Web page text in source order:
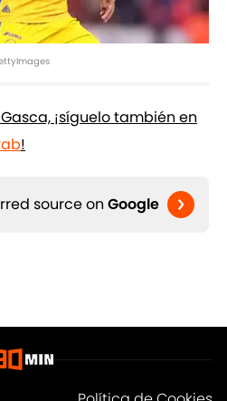
¡síguelo también en
!
source on Google